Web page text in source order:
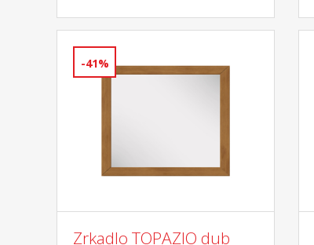
-41%
Zrkadlo TOPAZIO dub